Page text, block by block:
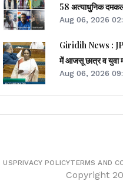
58 अत्याधुनिक
Aug 06, 2026
Giridih News :
में आजसू छात्र व युवा
Aug 06, 2026
USPRIVACY POLICYTERMS AND
Copyright